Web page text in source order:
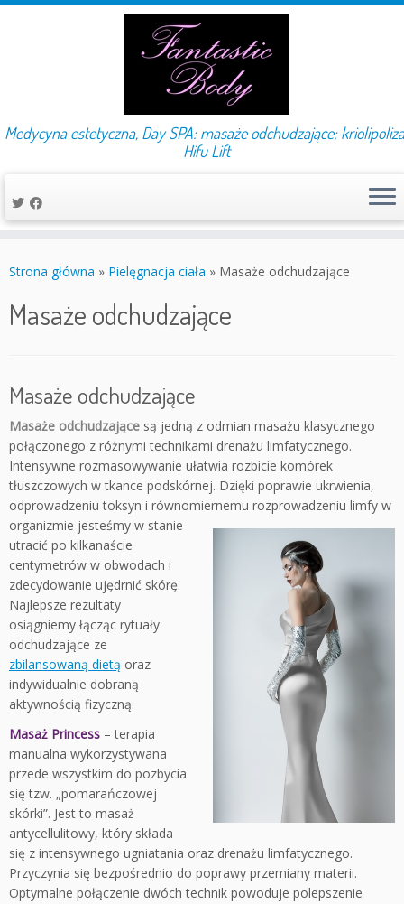
do
Medycyna estetyczna, Day SPA: masaże odchudzające;
Hifu Lift
Strona główna » Pielęgnacja ciała » Masaże odchudzające
Masaże odchudzające
Masaże odchudzające
Masaże odchudzające są jedną z odmian masażu klasycznego
połączonego z różnymi technikami drenażu limfatycznego.
Intensywne rozmasowywanie ułatwia rozbicie komórek
tłuszczowych w tkance podskórnej. Dzięki poprawie ukrwienia,
odprowadzeniu toksyn i równomiernemu rozprowadzeniu limfy w
organizmie jesteśmy w stanie
utracić po kilkanaście
centymetrów w obwodach i
zdecydowanie ujędrnić skórę.
Najlepsze rezultaty
osiągniemy łącząc rytuały
odchudzające ze
zbilansowaną dietą oraz
indywidualnie dobraną
aktywnością fizyczną.
Masaż Princess – terapia
manualna wykorzystywana
przede wszystkim do pozbycia
się tzw. „pomarańczowej
skórki”. Jest to masaż
antycellulitowy, który składa
się z intensywnego ugniatania oraz drenażu limfatycznego.
Przyczynia się bezpośrednio do poprawy przemiany materii.
Optymalne połączenie dwóch technik powoduje polepszenie